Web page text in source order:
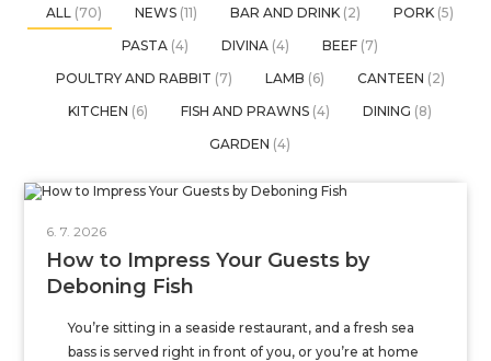
ALL (70) NEWS (11) BAR AND DRINK (2) PORK (5)
PASTA (4) DIVINA (4) BEEF (7)
POULTRY AND RABBIT (7) LAMB (6) CANTEEN (2)
KITCHEN (6) FISH AND PRAWNS (4) DINING (8)
GARDEN (4)
6. 7. 2026
How to Impress Your Guests by
Deboning Fish
You’re sitting in a seaside restaurant, and a fresh sea
bass is served right in front of you, or you’re at home